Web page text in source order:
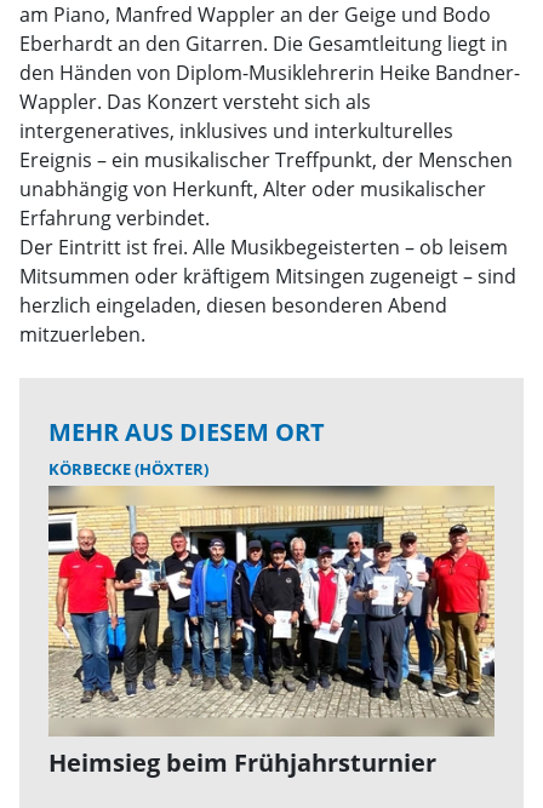
am Piano, Manfred Wappler an der Geige und Bodo
Eberhardt an den Gitarren. Die Gesamtleitung liegt in
den Händen von Diplom-Musiklehrerin Heike Bandner-
Wappler. Das Konzert versteht sich als
intergeneratives, inklusives und interkulturelles
Ereignis – ein musikalischer Treffpunkt, der Menschen
unabhängig von Herkunft, Alter oder musikalischer
Erfahrung verbindet.
Der Eintritt ist frei. Alle Musikbegeisterten – ob leisem
Mitsummen oder kräftigem Mitsingen zugeneigt – sind
herzlich eingeladen, diesen besonderen Abend
mitzuerleben.
MEHR AUS DIESEM ORT
KÖRBECKE (HÖXTER)
Heimsieg beim Frühjahrsturnier